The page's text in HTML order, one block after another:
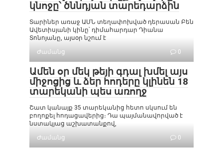
կնոջը՝ ծննդյան տարեդարձին
Տարիներ առաջ ԱՄՆ տեղափոխված դերասան Բեն
Ավետիսյանի կինը՝ դիմահարդար Դիանա
Տոնոյանը, այսօր նշում է
Ժամանց
0
Ամեն օր մեկ թեյի գդալ խմել այս
միջոցից և ձեր հոդերը կլինեն 18
տարեկանի պես առողջ
Շատ կանայք 35 տարեկանից հետո սկսում են
բողոքել հոդացավերից։ Դա պայմանավորված է
նստակյաց աշխատանքով,
Ժամանց
0